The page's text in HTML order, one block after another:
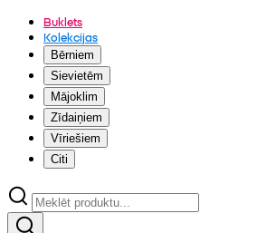
Buklets
Kolekcijas
Bērniem
Sievietēm
Mājoklim
Zīdaiņiem
Vīriešiem
Citi